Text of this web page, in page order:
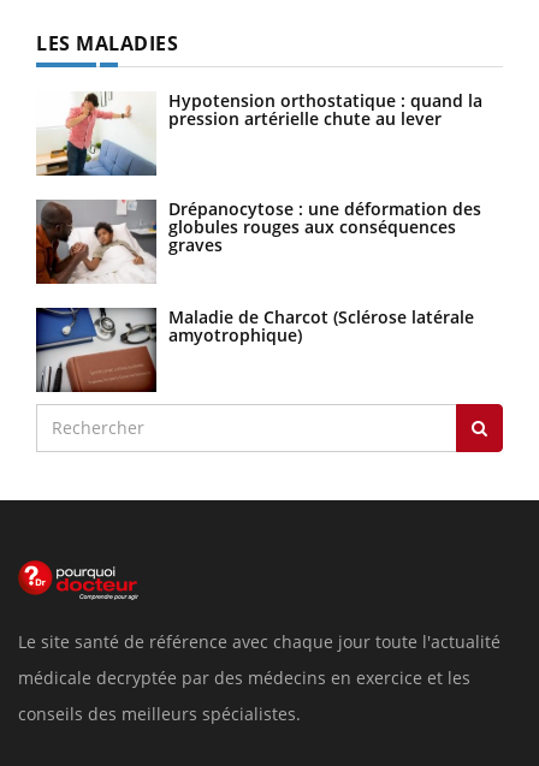
LES MALADIES
Hypotension orthostatique : quand la
pression artérielle chute au lever
Drépanocytose : une déformation des
globules rouges aux conséquences
graves
Maladie de Charcot (Sclérose latérale
amyotrophique)
Le site santé de référence avec chaque jour toute l'actualité
médicale decryptée par des médecins en exercice et les
conseils des meilleurs spécialistes.